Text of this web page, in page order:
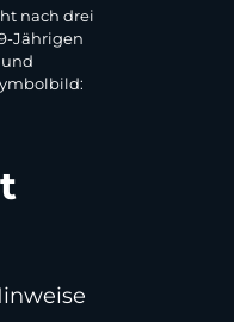
nach drei
Jährigen